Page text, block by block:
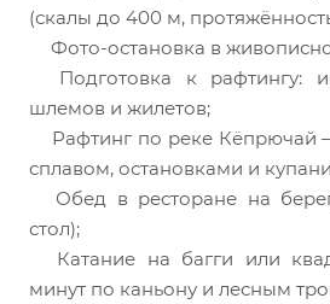
(скалы до 400 м,
Фото-остановка в
Подготовка к рафтингу:
шлемов и жилетов;
Рафтинг по реке Кёпрючай
сплавом, остановками и
Обед в ресторане на
стол);
Катание на багги или
минут по каньону и лесным